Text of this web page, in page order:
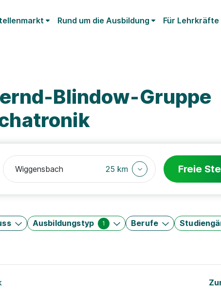
Rund um die Ausbildung Für Lehrkräfte
Blindow-Gruppe
25 km Freie
Ausbildungstyp 1 Berufe